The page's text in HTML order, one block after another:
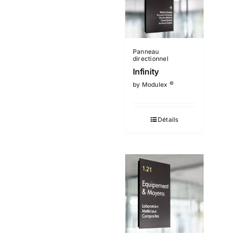
Panneau
directionnel
Infinity
by Modulex ©
Détails